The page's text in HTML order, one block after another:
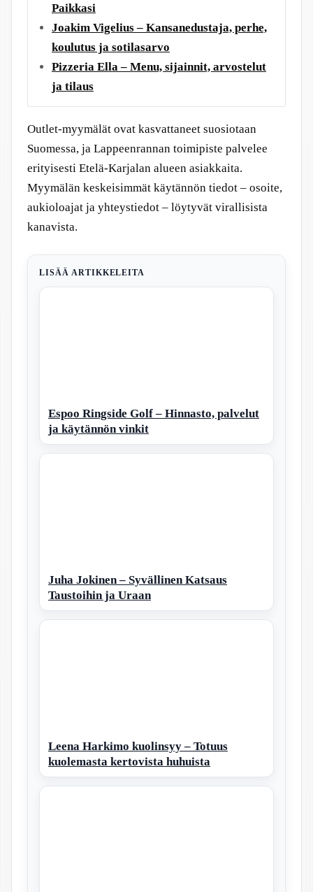
Paikkasi
Joakim Vigelius – Kansanedustaja, perhe,
koulutus ja sotilasarvo
Pizzeria Ella – Menu, sijainnit, arvostelut
ja tilaus
Outlet-myymälät ovat kasvattaneet suosiotaan
Suomessa, ja Lappeenrannan toimipiste palvelee
erityisesti Etelä-Karjalan alueen asiakkaita.
Myymälän keskeisimmät käytännön tiedot – osoite,
aukioloajat ja yhteystiedot – löytyvät virallisista
kanavista.
LISÄÄ ARTIKKELEITA
Espoo Ringside Golf – Hinnasto, palvelut
ja käytännön vinkit
Juha Jokinen – Syvällinen Katsaus
Taustoihin ja Uraan
Leena Harkimo kuolinsyy – Totuus
kuolemasta kertovista huhuista